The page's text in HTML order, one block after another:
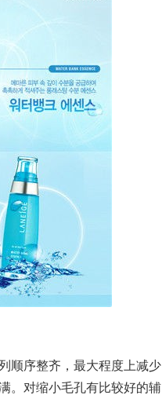
顺序整齐，最大程度上减少
。对缩小毛孔有比较好的辅